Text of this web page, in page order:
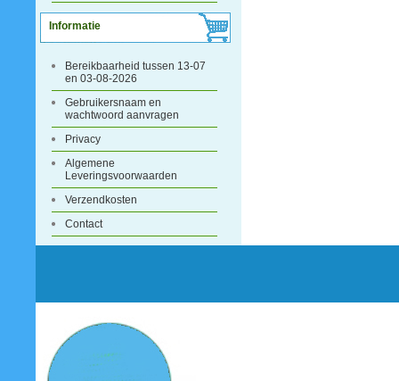
Informatie
Bereikbaarheid tussen 13-07
en 03-08-2026
Gebruikersnaam en
wachtwoord aanvragen
Privacy
Algemene
Leveringsvoorwaarden
Verzendkosten
Contact